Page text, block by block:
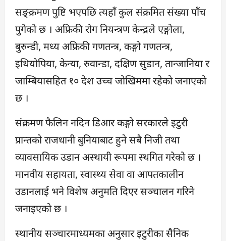
सङ्क्रमण पुष्टि भएपछि त्यहाँ कुल संक्रमित संख्या पाँच
पुगेको छ । अफ्रिकी रोग नियन्त्रण केन्द्रले एङ्गोला,
बुरुन्डी, मध्य अफ्रिकी गणतन्त्र, कङ्गो गणतन्त्र,
इथियोपिया, केन्या, रुवान्डा, दक्षिण सुडान, तान्जानिया र
जाम्बियासहित १० देश उच्च जोखिममा रहेको जनाएको
छ ।
संक्रमण फैलिन नदिन डिआर कङ्गो सरकारले इटुरी
प्रान्तको राजधानी बुनियाबाट हुने सबै निजी तथा
व्यावसायिक उडान अस्थायी रूपमा स्थगित गरेको छ ।
मानवीय सहायता, स्वास्थ्य सेवा वा आपतकालीन
उडानलाई भने विशेष अनुमति दिएर सञ्चालन गरिने
जनाइएको छ ।
स्थानीय सञ्चारमाध्यमका अनुसार इटुरीका सैनिक